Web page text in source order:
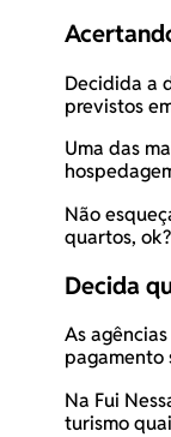
Decidida a
previstos
Uma das
Não
quartos, ok?
Decida
As
pagamento
Na Fui
turismo